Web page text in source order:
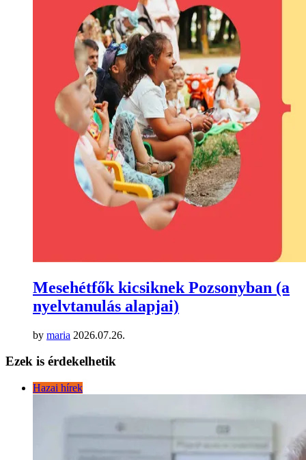
Mesehétfők kicsiknek Pozsonyban (a
nyelvtanulás alapjai)
by maria 2026.07.26.
Ezek is érdekelhetik
Hazai hírek